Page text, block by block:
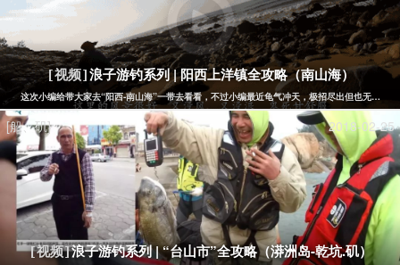
[视频]浪子游钓系列 | 阳西上洋镇全攻略（南山海）
这次小编给带大家去“阳西-南山海”一带去看看，不过小编最近龟气冲天，极招尽出但也无力回
[船、矶] 2018-02-25
[视频]浪子游钓系列 | “台山市”全攻略（漭洲岛-乾坑.矶）